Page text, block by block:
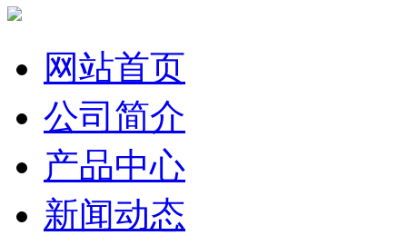
网站首页
公司简介
产品中心
新闻动态